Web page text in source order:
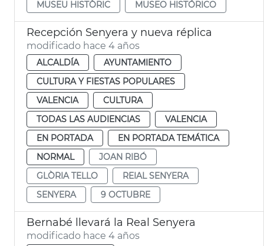
MUSEU HISTÒRIC
MUSEO HISTÓRICO
Recepción Senyera y nueva réplica
modificado hace 4 años
ALCALDÍA
AYUNTAMIENTO
CULTURA Y FIESTAS POPULARES
VALENCIA
CULTURA
TODAS LAS AUDIENCIAS
VALENCIA
EN PORTADA
EN PORTADA TEMÁTICA
NORMAL
JOAN RIBÓ
GLÒRIA TELLO
REIAL SENYERA
SENYERA
9 OCTUBRE
Bernabé llevará la Real Senyera
modificado hace 4 años